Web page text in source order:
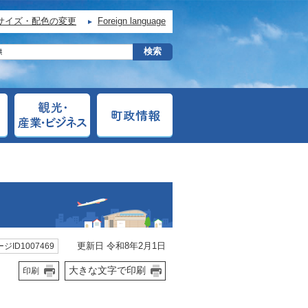
イズ・配色の変更 Foreign language
ジID1007469 更新日 令和8年2月1日
印刷 大きな文字で印刷